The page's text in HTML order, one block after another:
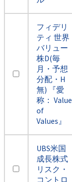
フィデリ
ティ 世界
バリュー
株D(毎
月・予想
分配・H
無) 『愛
称： Value
of
Values』
UBS米国
成長株式
リスク・
コントロ